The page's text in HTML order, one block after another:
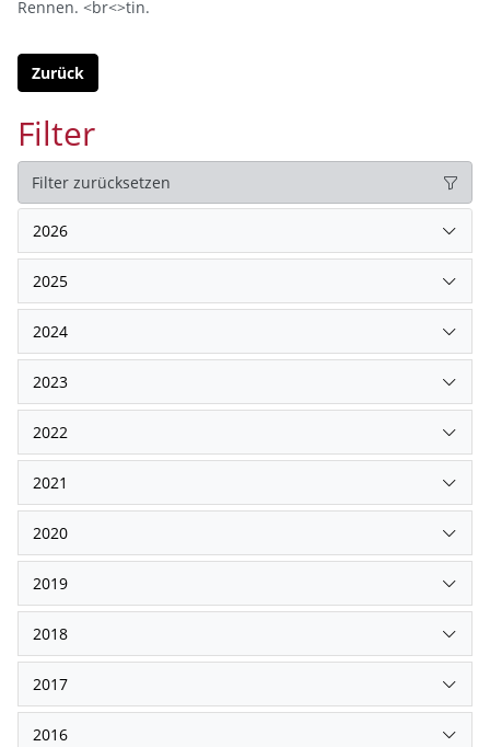
Rennen. <br<>tin.
Zurück
Filter
Filter zurücksetzen
2026
2025
2024
2023
2022
2021
2020
2019
2018
2017
2016